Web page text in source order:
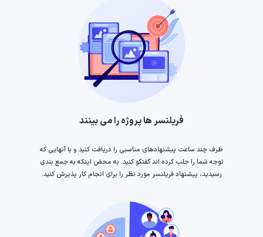
فریلنسر ها پروژه را می بینند
ظرف چند ساعت پیشنهادهای مناسبی را دریافت کنید و با آنهایی که
توجه شما را جلب کرده اند گفتگو کنید. به محض اینکه به جمع بندی
رسیدید، پیشنهاد فریلنسر مورد نظر را برای انجام کار پذیرش کنید.